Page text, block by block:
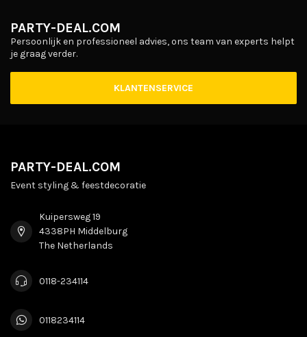
PARTY-DEAL.COM
Persoonlijk en professioneel advies, ons team van experts helpt
je graag verder.
KLANTENSERVICE
PARTY-DEAL.COM
Event styling & feestdecoratie
Kuipersweg 19
4338PH Middelburg
The Netherlands
0118-234114
0118234114